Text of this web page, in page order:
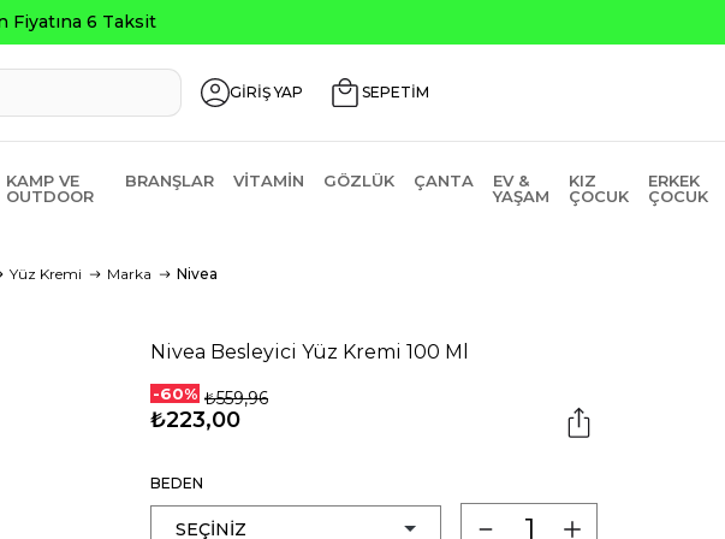
Fiyatına 6 Taksit
GİRİŞ YAP SEPETİM
KAMP VE
OUTDOOR
BRANŞLAR VITAMIN GÖZLÜK ÇANTA
EV &
YAŞAM
KIZ
ÇOCUK
ERKEK
ÇOCUK
Yüz Kremi Marka Nivea
Nivea Besleyici Yüz Kremi 100 Ml
-60% ₺559,96
₺223,00
BEDEN